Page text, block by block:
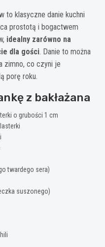
to klasyczne danie kuchni
prostotą i bogactwem
idealny zarówno na
dla gości. Danie to można
zimno, co czyni je
porę roku.
z bakłażana
o grubości 1 cm
twardego sera)
suszonego)